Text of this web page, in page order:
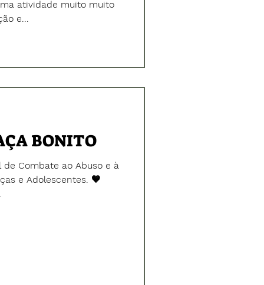
atividade muito muito
e...
BONITO
de Combate ao Abuso e à
e Adolescentes. 🧡